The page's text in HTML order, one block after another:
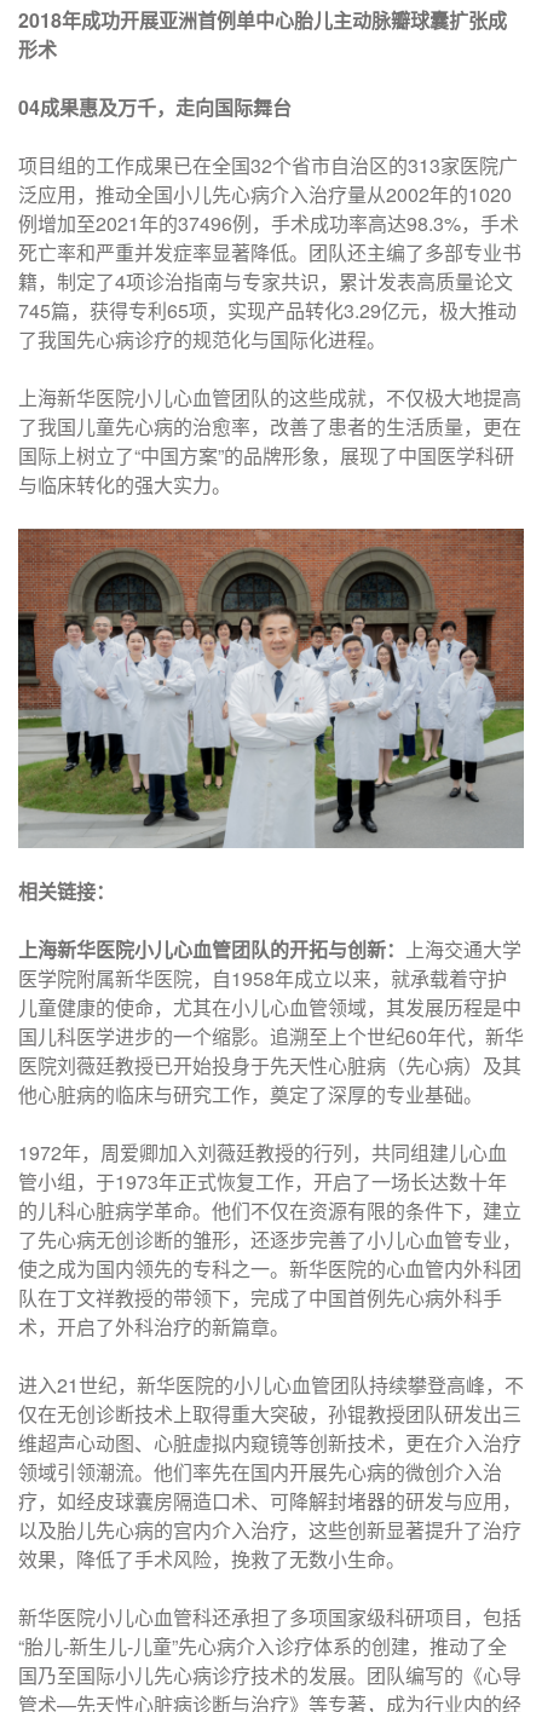
2018年成功开展亚洲首例单中心胎儿主动脉瓣球囊扩张成
形术
04成果惠及万千，走向国际舞台
项目组的工作成果已在全国32个省市自治区的313家医院广
泛应用，推动全国小儿先心病介入治疗量从2002年的1020
例增加至2021年的37496例，手术成功率高达98.3%，手术
死亡率和严重并发症率显著降低。团队还主编了多部专业书
籍，制定了4项诊治指南与专家共识，累计发表高质量论文
745篇，获得专利65项，实现产品转化3.29亿元，极大推动
了我国先心病诊疗的规范化与国际化进程。
上海新华医院小儿心血管团队的这些成就，不仅极大地提高
了我国儿童先心病的治愈率，改善了患者的生活质量，更在
国际上树立了“中国方案”的品牌形象，展现了中国医学科研
与临床转化的强大实力。
相关链接：
上海新华医院小儿心血管团队的开拓与创新： 上海交通大学
医学院附属新华医院，自1958年成立以来，就承载着守护
儿童健康的使命，尤其在小儿心血管领域，其发展历程是中
国儿科医学进步的一个缩影。追溯至上个世纪60年代，新华
医院刘薇廷教授已开始投身于先天性心脏病（先心病）及其
他心脏病的临床与研究工作，奠定了深厚的专业基础。
1972年，周爱卿加入刘薇廷教授的行列，共同组建儿心血
管小组，于1973年正式恢复工作，开启了一场长达数十年
的儿科心脏病学革命。他们不仅在资源有限的条件下，建立
了先心病无创诊断的雏形，还逐步完善了小儿心血管专业，
使之成为国内领先的专科之一。新华医院的心血管内外科团
队在丁文祥教授的带领下，完成了中国首例先心病外科手
术，开启了外科治疗的新篇章。
进入21世纪，新华医院的小儿心血管团队持续攀登高峰，不
仅在无创诊断技术上取得重大突破，孙锟教授团队研发出三
维超声心动图、心脏虚拟内窥镜等创新技术，更在介入治疗
领域引领潮流。他们率先在国内开展先心病的微创介入治
疗，如经皮球囊房隔造口术、可降解封堵器的研发与应用，
以及胎儿先心病的宫内介入治疗，这些创新显著提升了治疗
效果，降低了手术风险，挽救了无数小生命。
新华医院小儿心血管科还承担了多项国家级科研项目，包括
“胎儿-新生儿-儿童”先心病介入诊疗体系的创建，推动了全
国乃至国际小儿先心病诊疗技术的发展。团队编写的《心导
管术—先天性心脏病诊断与治疗》等专著，成为行业内的经